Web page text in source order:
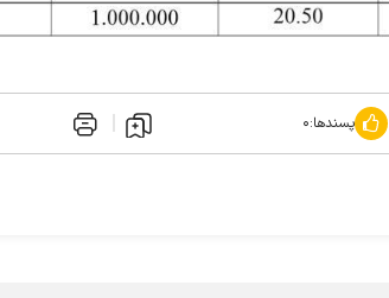
پسندها:۰